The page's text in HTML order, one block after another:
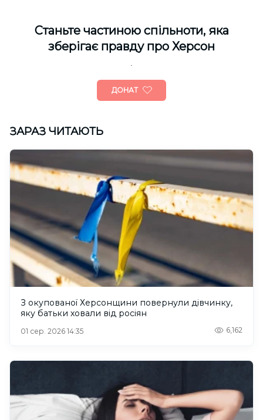
Cтаньте частиною спільноти, яка
зберігає правду про Херсон
ДОНАТ
ЗАРАЗ ЧИТАЮТЬ
З окупованої Херсонщини повернули дівчинку,
яку батьки ховали від росіян
01 сер. 2026 14:35 6,162